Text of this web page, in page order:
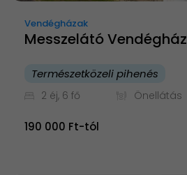
Vendégházak
Messzelátó Vendégház
Természetközeli pihenés
2 éj, 6 fő Önellátás
190 000 Ft-tól